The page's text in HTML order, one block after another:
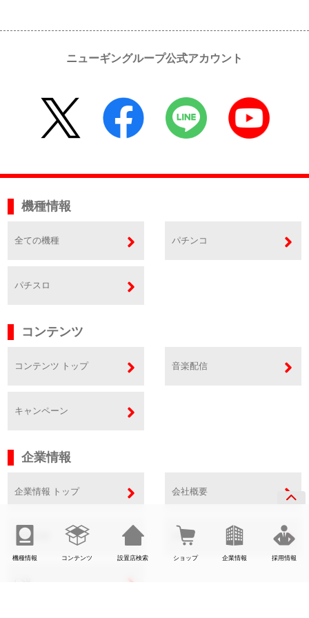
機種情報 コンテンツ 設置店検索 ショップ 企業情報 採用情報
ニューギングループ公式アカウント
機種情報
全ての機種 パチンコ
パチスロ
コンテンツ
コンテンツ トップ 音楽配信
キャンペーン
企業情報
企業情報 トップ 会社概要
事業内容 SDGs